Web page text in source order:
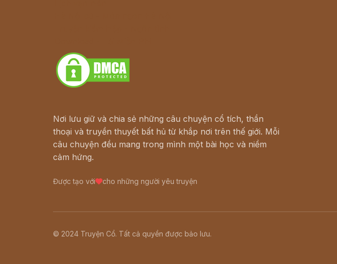
Nơi lưu giữ và chia sẻ những câu chuyện cổ tích, thần
thoại và truyền thuyết bất hủ từ khắp nơi trên thế giới. Mỗi
câu chuyện đều mang trong mình một bài học và niềm
cảm hứng.
Được tạo với cho những người yêu truyện
© 2024 Truyện Cổ. Tất cả quyền được bảo lưu.